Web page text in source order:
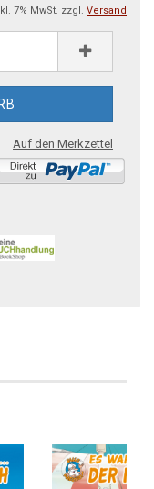
7% MwSt. zzgl. Versand
Auf den Merkzettel